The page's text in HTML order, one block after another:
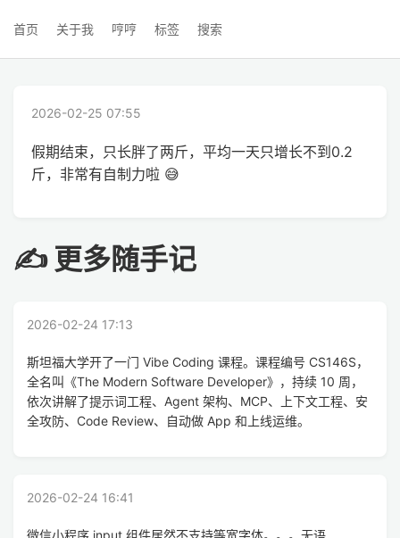
首页 关于我 哼哼 标签 搜索
2026-02-25 07:55
假期结束，只长胖了两斤，平均一天只增长不到0.2
斤，非常有自制力啦 😅
✍ 更多随手记
2026-02-24 17:13
斯坦福大学开了一门 Vibe Coding 课程。课程编号 CS146S，
全名叫《The Modern Software Developer》，持续 10 周，
依次讲解了提示词工程、Agent 架构、MCP、上下文工程、安
全攻防、Code Review、自动做 App 和上线运维。
2026-02-24 16:41
微信小程序 input 组件居然不支持等宽字体。。。无语